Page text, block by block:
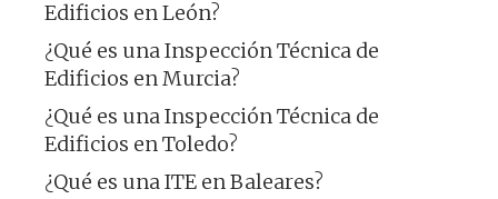
Edificios en León?
¿Qué es una Inspección Técnica de
Edificios en Murcia?
¿Qué es una Inspección Técnica de
Edificios en Toledo?
¿Qué es una ITE en Baleares?